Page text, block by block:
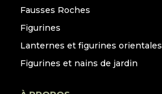
Fausses Roches
Figurines
Lanternes et figurines orientales
Figurines et nains de jardin